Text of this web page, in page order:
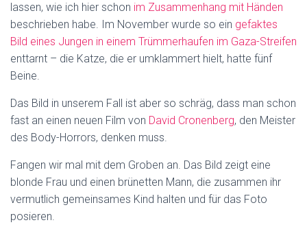
lassen, wie ich hier schon im Zusammenhang mit Händen
beschrieben habe. Im November wurde so ein gefaktes
Bild eines Jungen in einem Trümmerhaufen im Gaza-Streifen
enttarnt – die Katze, die er umklammert hielt, hatte fünf
Beine.
Das Bild in unserem Fall ist aber so schräg, dass man schon
fast an einen neuen Film von David Cronenberg, den Meister
des Body-Horrors, denken muss.
Fangen wir mal mit dem Groben an. Das Bild zeigt eine
blonde Frau und einen brünetten Mann, die zusammen ihr
vermutlich gemeinsames Kind halten und für das Foto
posieren.